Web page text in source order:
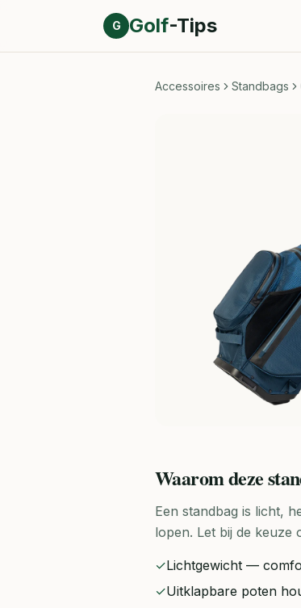
Direct naar inhoud
G Golf-Tips
Accessoires Standbags
Waarom deze
Een standbag is licht,
lopen. Let bij de keuze
✓Lichtgewicht —
✓Uitklapbare poten